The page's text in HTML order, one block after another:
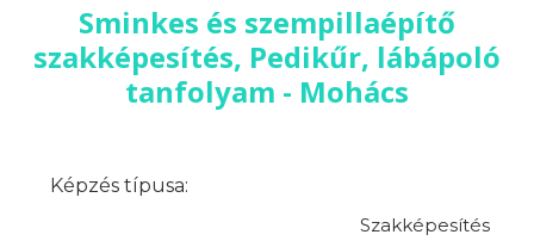
Sminkes és szempillaépítő
szakképesítés, Pedikűr, lábápoló
tanfolyam - Mohács
Képzés típusa:
Szakképesítés